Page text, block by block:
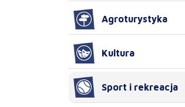
Agroturystyka
Kultura
Sport i rekreacja